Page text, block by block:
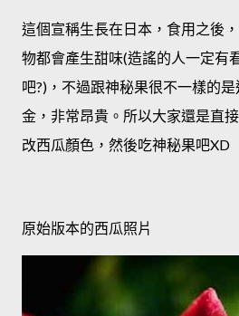
這個宣稱生長在日本，食用之後
物都會產生甜味(造謠的人一定有
吧?)，不過跟神秘果很不一樣的
金，非常昂貴。所以大家還是直
改西瓜顏色，然後吃神秘果吧XD
原始版本的西瓜照片